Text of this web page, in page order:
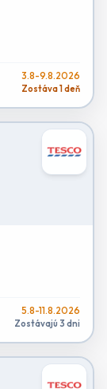
3.8-9.8.2026
Zostáva 1 deň
5.8-11.8.2026
Zostávajú 3 dni